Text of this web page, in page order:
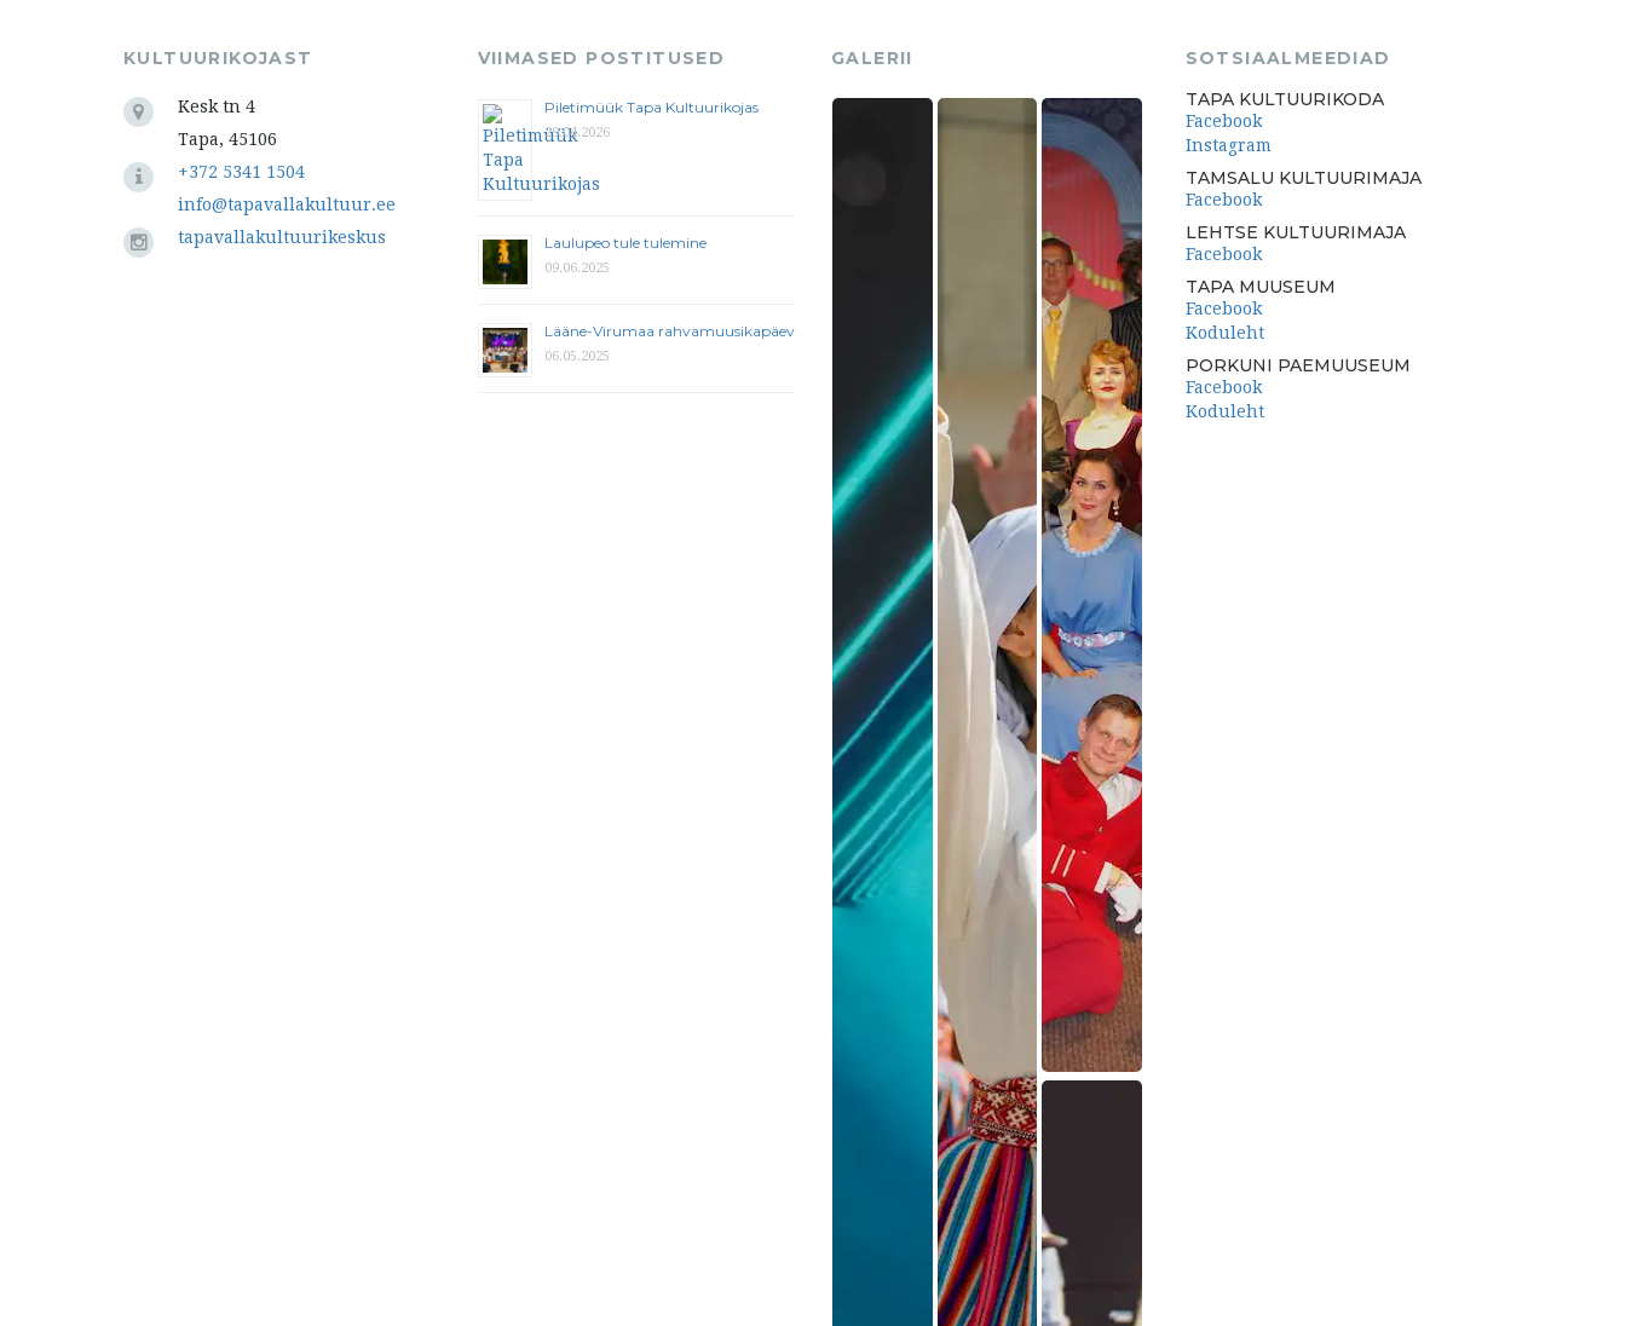
KULTUURIKOJAST
Kesk tn 4
Tapa, 45106
+372 5341 1504
info@tapavallakultuur.ee
tapavallakultuurikeskus
VIIMASED POSTITUSED
Piletimüük Tapa Kultuurikojas
29.04.2026
Laulupeo tule tulemine
09.06.2025
Lääne-Virumaa rahvamuusikapäev
06.05.2025
GALERII
SOTSIAALMEEDIAD
TAPA KULTUURIKODA
Facebook
Instagram
TAMSALU KULTUURIMAJA
Facebook
LEHTSE KULTUURIMAJA
Facebook
TAPA MUUSEUM
Facebook
Koduleht
PORKUNI PAEMUUSEUM
Facebook
Koduleht